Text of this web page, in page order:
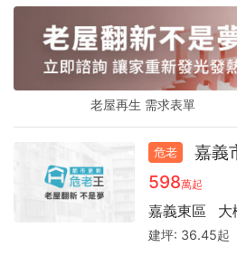
老屋再生 需求表單
危老
嘉義
598萬起
嘉義東區 大
建坪: 36.45起